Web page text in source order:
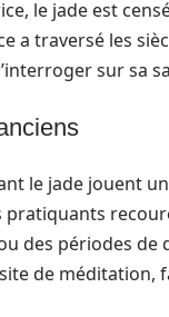
le jade est
a traversé les
sur sa
le jade jouent
pratiquants
des périodes de
de méditation,